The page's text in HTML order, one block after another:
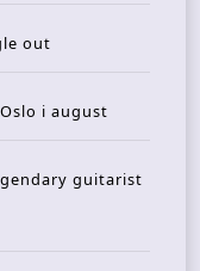
out
i august
guitarist